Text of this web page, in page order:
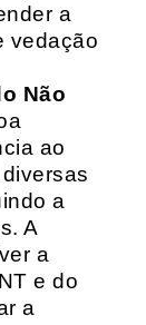
a
vedação
Não
ao
a
A
a
e do
a